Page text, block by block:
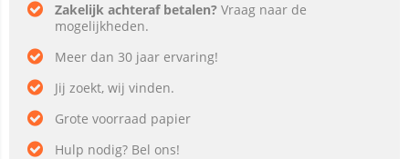
Zakelijk achteraf betalen? Vraag naar de
mogelijkheden.
Meer dan 30 jaar ervaring!
Jij zoekt, wij vinden.
Grote voorraad papier
Hulp nodig? Bel ons!